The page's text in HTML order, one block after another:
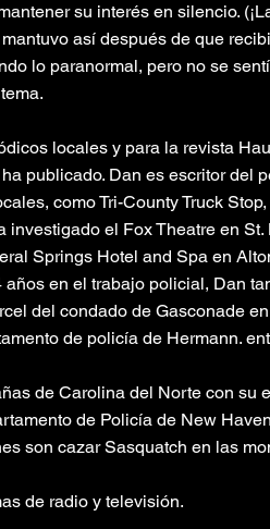
su interés en silencio.
así después de que
lo paranormal, pero no se
locales y para la revista
publicado. Dan es escritor del
como Tri-County Truck
el Fox Theatre en
Springs Hotel and Spa en
en el trabajo policial, Dan
del condado de Gasconade
de policía de Hermann.
de Carolina del Norte con su
de Policía de New
son cazar Sasquatch en las
de radio y televisión.